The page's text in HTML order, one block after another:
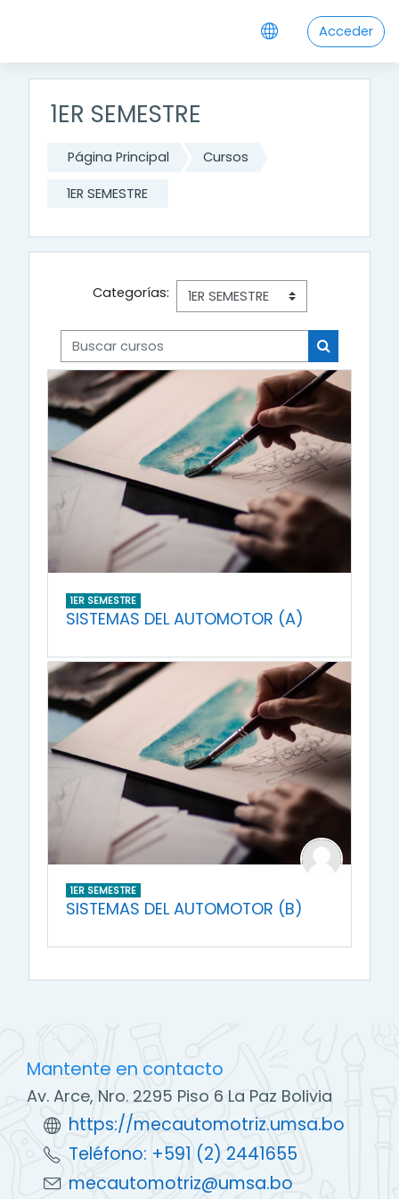
Acceder
1ER SEMESTRE
Página Principal Cursos
1ER SEMESTRE
Categorías:
Buscar cursos
Buscar
1ER SEMESTRE
SISTEMAS DEL AUTOMOTOR (A)
1ER SEMESTRE
SISTEMAS DEL AUTOMOTOR (B)
Mantente en contacto
Av. Arce, Nro. 2295 Piso 6 La Paz Bolivia
https://mecautomotriz.umsa.bo
Teléfono: +591 (2) 2441655
mecautomotriz@umsa.bo